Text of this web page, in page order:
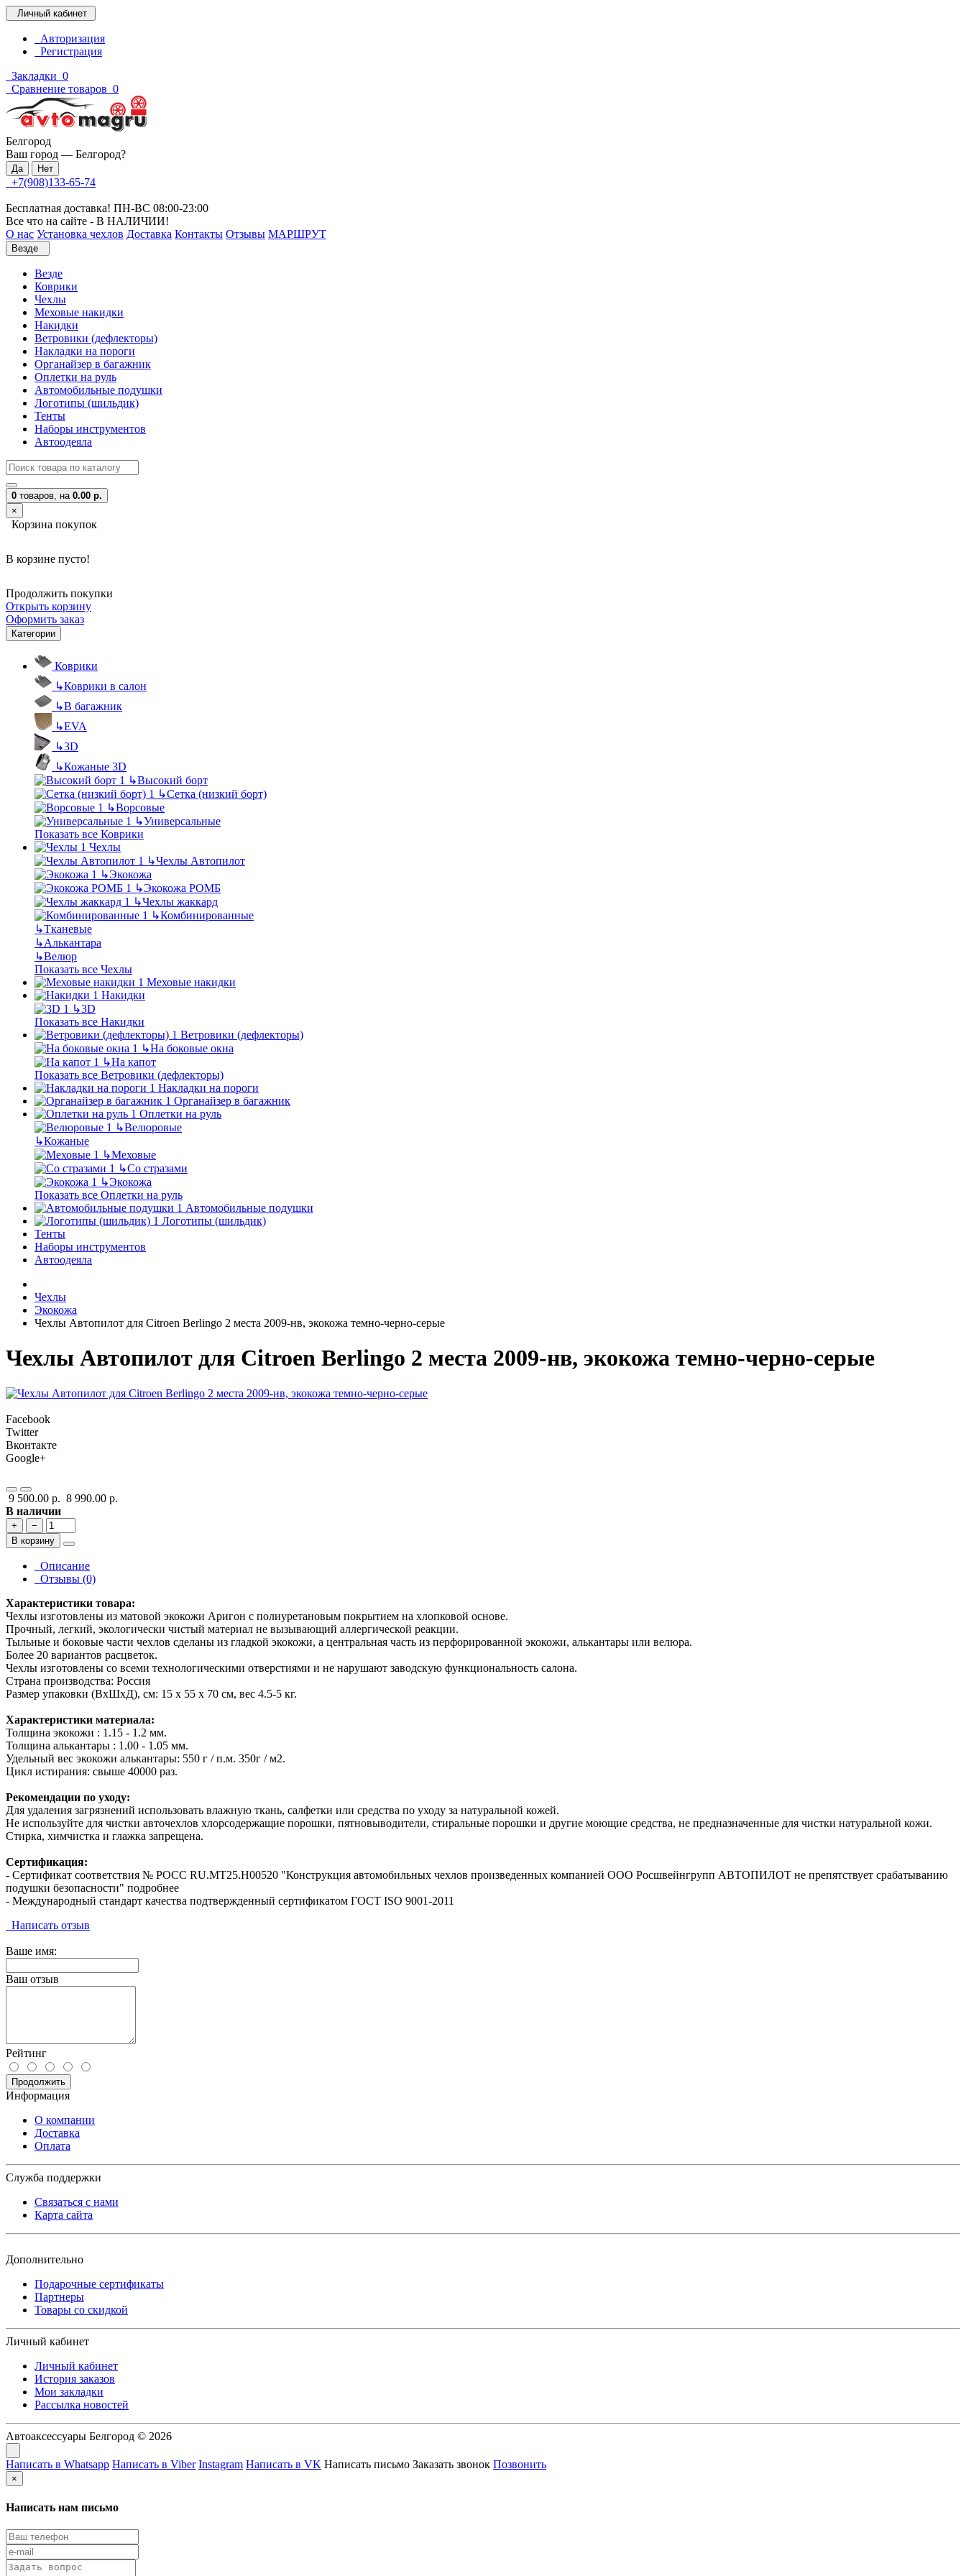
Личный кабинет
Авторизация
Регистрация
Закладки 0
Сравнение товаров 0
Белгород
Ваш город — Белгород?
+7(908)133-65-74
Бесплатная доставка! ПН-ВС 08:00-23:00
Все что на сайте - В НАЛИЧИИ!
О нас Установка чехлов Доставка Контакты Отзывы МАРШРУТ
Везде
Везде
Коврики
Чехлы
Меховые накидки
Накидки
Ветровики (дефлекторы)
Накладки на пороги
Органайзер в багажник
Оплетки на руль
Автомобильные подушки
Логотипы (шильдик)
Тенты
Наборы инструментов
Автоодеяла
0 товаров, на 0.00 р.
×
Корзина покупок
В корзине пусто!
Продолжить покупки
Открыть корзину
Оформить заказ
Категории
Коврики
↳Коврики в салон
↳В багажник
↳EVA
↳3D
↳Кожаные 3D
↳Высокий борт
↳Сетка (низкий борт)
↳Ворсовые
↳Универсальные
Показать все Коврики
Чехлы
↳Чехлы Автопилот
↳Экокожа
↳Экокожа РОМБ
↳Чехлы жаккард
↳Комбинированные
↳Тканевые
↳Алькантара
↳Велюр
Показать все Чехлы
Меховые накидки
Накидки
↳3D
Показать все Накидки
Ветровики (дефлекторы)
↳На боковые окна
↳На капот
Показать все Ветровики (дефлекторы)
Накладки на пороги
Органайзер в багажник
Оплетки на руль
↳Велюровые
↳Кожаные
↳Меховые
↳Со стразами
↳Экокожа
Показать все Оплетки на руль
Автомобильные подушки
Логотипы (шильдик)
Тенты
Наборы инструментов
Автоодеяла
Чехлы
Экокожа
Чехлы Автопилот для Citroen Berlingo 2 места 2009-нв, экокожа темно-черно-серые
Чехлы Автопилот для Citroen Berlingo 2 места 2009-нв, экокожа темно-черно-серые
Facebook
Twitter
Вконтакте
Google+
9 500.00 р. 8 990.00 р.
В наличии
+
−
В корзину
Описание
Отзывы (0)
Характеристики товара:
Чехлы изготовлены из матовой экокожи Аригон с полиуретановым покрытием на хлопковой основе.
Прочный, легкий, экологически чистый материал не вызывающий аллергической реакции.
Тыльные и боковые части чехлов сделаны из гладкой экокожи, а центральная часть из перфорированной экокожи, алькантары или велюра.
Более 20 вариантов расцветок.
Чехлы изготовлены со всеми технологическими отверстиями и не нарушают заводскую функциональность салона.
Страна производства: Россия
Размер упаковки (ВхШхД), см: 15 x 55 x 70 см, вес 4.5-5 кг.
Характеристики материала:
Толщина экокожи : 1.15 - 1.2 мм.
Толщина алькантары : 1.00 - 1.05 мм.
Удельный вес экокожи алькантары: 550 г / п.м. 350г / м2.
Цикл истирания: свыше 40000 раз.
Рекомендации по уходу:
Для удаления загрязнений использовать влажную ткань, салфетки или средства по уходу за натуральной кожей.
Не используйте для чистки авточехлов хлорсодержащие порошки, пятновыводители, стиральные порошки и другие моющие средства, не предназначенные для чистки натуральной кожи.
Стирка, химчистка и глажка запрещена.
Сертификация:
- Сертификат соответствия № РОСС RU.МТ25.Н00520 "Конструкция автомобильных чехлов произведенных компанией ООО Росшвейнгрупп АВТОПИЛОТ не препятствует срабатыванию
подушки безопасности" подробнее
- Международный стандарт качества подтвержденный сертификатом ГОСТ ISO 9001-2011
Написать отзыв
Ваше имя:
Ваш отзыв
Рейтинг
Продолжить
Информация
О компании
Доставка
Оплата
Служба поддержки
Связаться с нами
Карта сайта
Дополнительно
Подарочные сертификаты
Партнеры
Товары со скидкой
Личный кабинет
Личный кабинет
История заказов
Мои закладки
Рассылка новостей
Автоаксессуары Белгород © 2026
Написать в Whatsapp Написать в Viber Instagram Написать в VK Написать письмо Заказать звонок Позвонить
×
Написать нам письмо